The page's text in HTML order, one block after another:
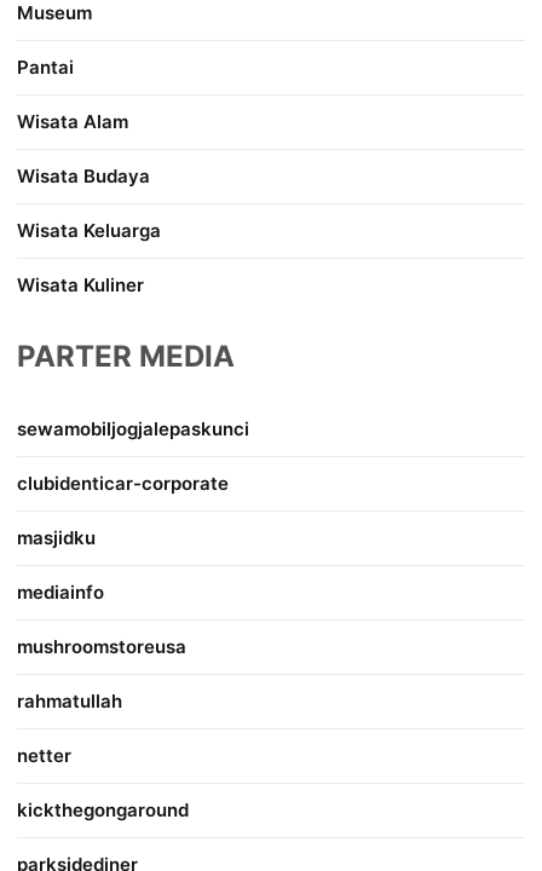
Museum
Pantai
Wisata Alam
Wisata Budaya
Wisata Keluarga
Wisata Kuliner
PARTER MEDIA
sewamobiljogjalepaskunci
clubidenticar-corporate
masjidku
mediainfo
mushroomstoreusa
rahmatullah
netter
kickthegongaround
parksidediner